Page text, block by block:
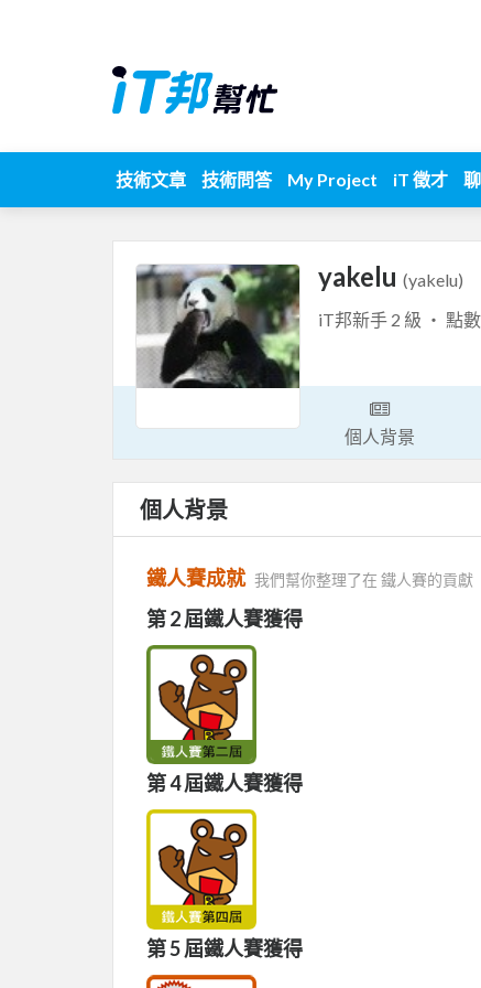
技術文章 技術問答 My Project iT 徵才
yakelu (yakelu)
iT邦新手 2 級 ‧ 點數
個人背景
個人背景
鐵人賽成就 我們幫你整理了在 鐵人賽的貢獻
第 2 屆鐵人賽獲得
第 4 屆鐵人賽獲得
第 5 屆鐵人賽獲得